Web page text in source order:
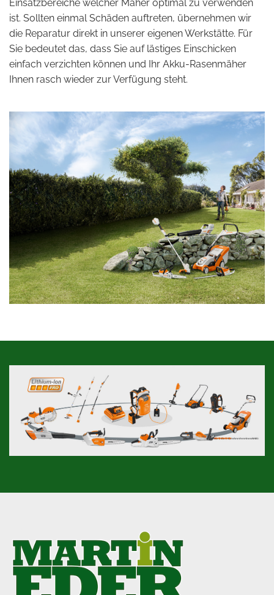
Einsatzbereiche welcher Mäher optimal zu verwenden
ist. Sollten einmal Schäden auftreten, übernehmen wir
die Reparatur direkt in unserer eigenen Werkstätte. Für
Sie bedeutet das, dass Sie auf lästiges Einschicken
einfach verzichten können und Ihr Akku-Rasenmäher
Ihnen rasch wieder zur Verfügung steht.